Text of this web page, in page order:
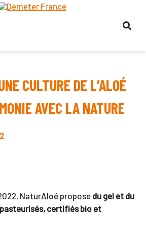
CULTURE DE L’ALOÉ
AVEC LA NATURE
NaturAloé propose du gel et du
pasteurisés, certifiés bio et